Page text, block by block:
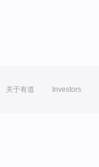
关于有道 Investors